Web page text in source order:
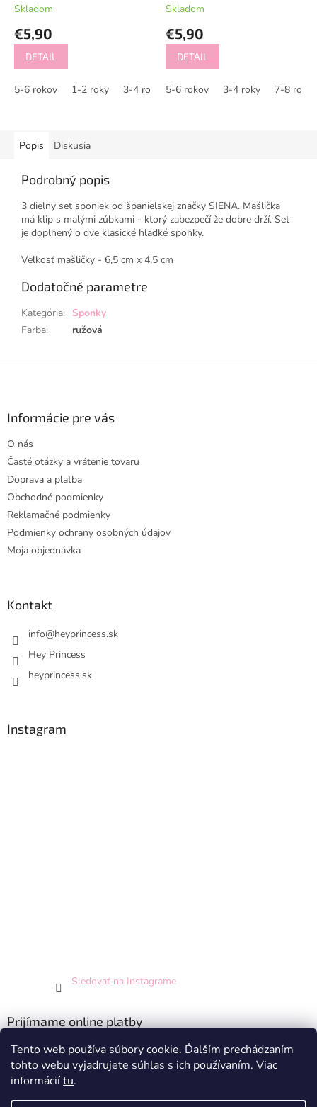
Tento web používa súbory cookie. Ďalším prechádzaním
tohto webu vyjadrujete súhlas s ich používaním. Viac
informáciítu.
Skladom
€5,90
DETAIL
5-6 rokov 1-2 roky 3-4 roky 7-8 rokov
Skladom
€5,90
DETAIL
5-6 rokov 3-4 roky 7-8 rokov
Popis Diskusia
Podrobný popis
3 dielny set sponiek od španielskej značky SIENA. Mašlička
má klip s malými zúbkami - ktorý zabezpečí že dobre drží. Set
je doplnený o dve klasické hladké sponky.
Veľkosť mašličky - 6,5 cm x 4,5 cm
Dodatočné parametre
Kategória: Sponky
Farba: ružová
Informácie pre vás
O nás
Časté otázky a vrátenie tovaru
Doprava a platba
Obchodné podmienky
Reklamačné podmienky
Podmienky ochrany osobných údajov
Moja objednávka
Kontakt
info@heyprincess.sk
Hey Princess
heyprincess.sk
Instagram
Sledovať na Instagrame
Prijímame online platby